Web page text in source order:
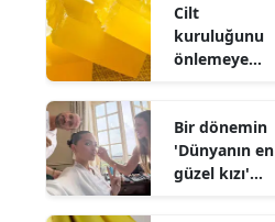
mi?
Cilt
kuruluğunu
önlemeye
Doğru ürün
seçimi büyük
fark yaratıyor
Bir dönemin
'Dünyanın en
güzel kızı'